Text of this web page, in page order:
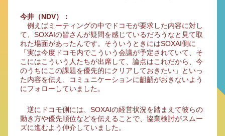
今井（NDV）：
例えばミーティングの中でドコモが要求した内容に対し
て、SOXAIの皆さんが疑問を感じているだろうなと見て取
れた場面があったんです。そういうときにはSOXAI側に
「実は今度ドコモ内でこういう会議が予定されていて、そ
こにはこういう人たちが出席して、論点はこれだから、今
のうちにこの課題を優先的にクリアしておきたい」といっ
た内容を伝え、コミュニケーションに齟齬がおきないよう
にフォローしていました。
逆にドコモ側には、SOXAIの経営状況を踏まえて彼らの
動き方や優先順位などを伝えることで、協業検討がスムー
ズに進むよう仲介していました。